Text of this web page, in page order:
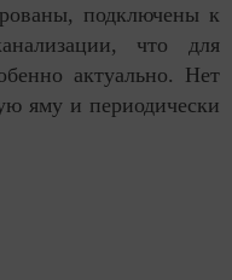
подключены к
что для
актуально. Нет
яму и периодически